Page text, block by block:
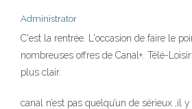
Administrator
C'est la rentrée. L'occasion de faire le
nombreuses offres de Canal+. Télé-
plus clair.
canal n’est pas quelqu’un de sérieux ,il